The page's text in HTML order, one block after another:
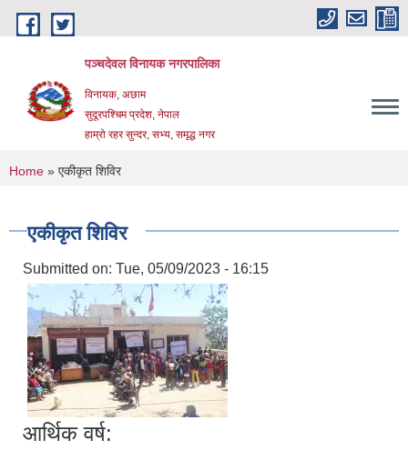
Skip to main content
पञ्चदेवल विनायक नगरपालिका
विनायक, अछाम
सुदूरपश्चिम प्रदेश, नेपाल
हाम्रो रहर सुन्दर, सभ्य, समृद्ध नगर
You are here
Home » एकीकृत शिविर
एकीकृत शिविर
Submitted on: Tue, 05/09/2023 - 16:15
आर्थिक वर्ष: